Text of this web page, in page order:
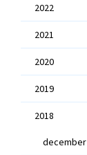
2022
2021
2020
2019
2018
december